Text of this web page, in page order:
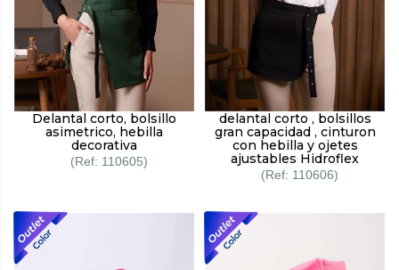
Delantal corto, bolsillo
asimetrico, hebilla
decorativa
110605
delantal corto , bolsillos
gran capacidad , cinturon
con hebilla y ojetes
ajustables Hidroflex
110606